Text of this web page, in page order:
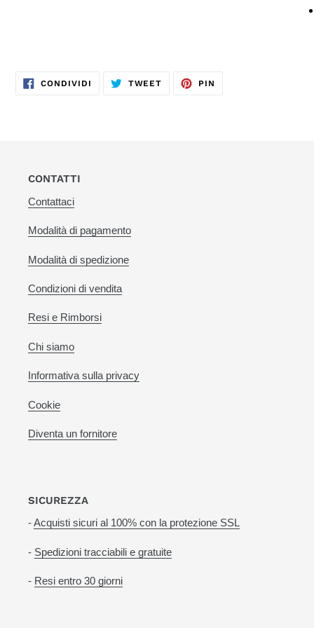
CONDIVIDI CONDIVIDITWEET TWITTA PIN
CONTATTI
Contattaci
Modalità di pagamento
Modalità di spedizione
Condizioni di vendita
Resi e Rimborsi
Chi siamo
Informativa sulla privacy
Cookie
Diventa un fornitore
SICUREZZA
-Acquisti sicuri al 100% con la protezione SSL
- Spedizioni tracciabili e gratuite
- Resi entro 30 giorni